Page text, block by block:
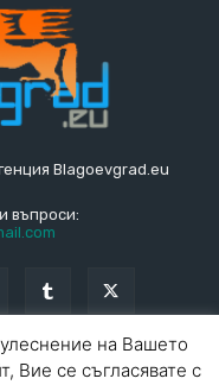
Blagoevgrad.eu
въпроси:
на Вашето
Вие се съгласявате с